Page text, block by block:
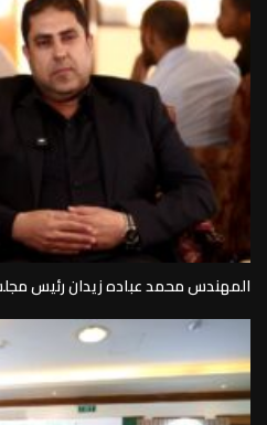
المهندس محمد عباده زيدان رئيس